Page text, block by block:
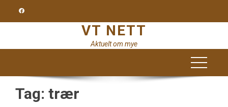
VT NETT
Aktuelt om mye
Tag: trær